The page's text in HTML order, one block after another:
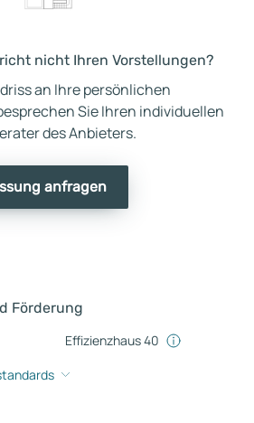
nicht Ihren Vorstellungen?
an Ihre persönlichen
Sie Ihren individuellen
des Anbieters.
anfragen
Förderung
Effizienzhaus 40